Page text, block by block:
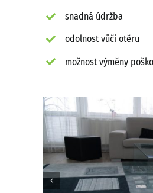
snadná údržba
odolnost vůči otěru
možnost výměny